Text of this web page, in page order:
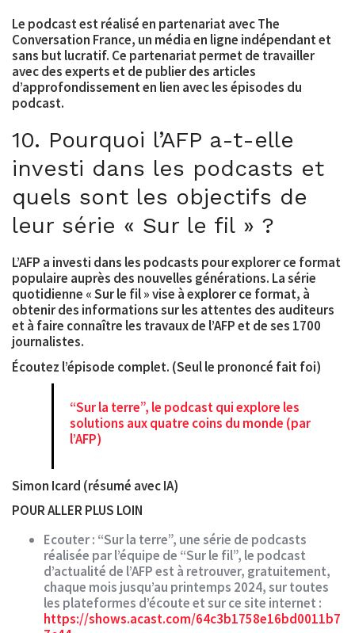
Le podcast est réalisé en partenariat avec The
Conversation France, un média en ligne indépendant et
sans but lucratif. Ce partenariat permet de travailler
avec des experts et de publier des articles
d’approfondissement en lien avec les épisodes du
podcast.
10. Pourquoi l’AFP a-t-elle
investi dans les podcasts et
quels sont les objectifs de
leur série « Sur le fil » ?
L’AFP a investi dans les podcasts pour explorer ce format
populaire auprès des nouvelles générations. La série
quotidienne « Sur le fil » vise à explorer ce format, à
obtenir des informations sur les attentes des auditeurs
et à faire connaître les travaux de l’AFP et de ses 1700
journalistes.
Écoutez l’épisode complet. (Seul le prononcé fait foi)
“Sur la terre”, le podcast qui explore les
solutions aux quatre coins du monde (par
l’AFP)
Simon Icard (résumé avec IA)
POUR ALLER PLUS LOIN
Ecouter : “Sur la terre”, une série de podcasts
réalisée par l’équipe de “Sur le fil”, le podcast
d’actualité de l’AFP est à retrouver, gratuitement,
chaque mois jusqu’au printemps 2024, sur toutes
les plateformes d’écoute et sur ce site internet :
https://shows.acast.com/64c3b1758e16bd0011b7